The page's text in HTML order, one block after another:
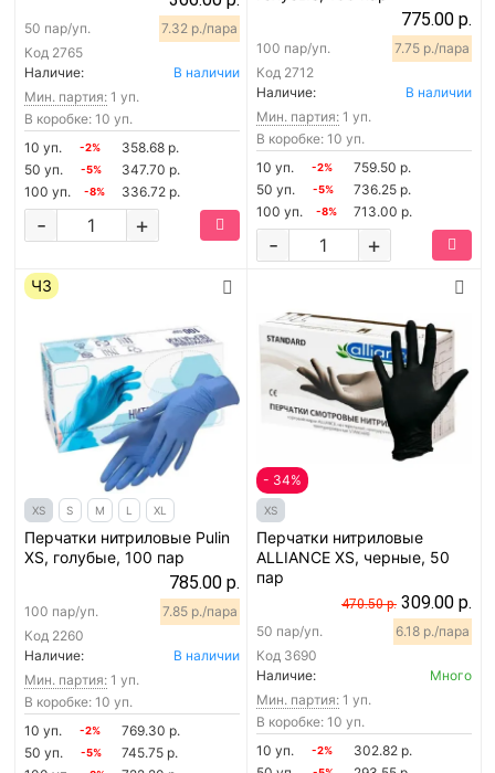
Код 2765
50 пар/уп. 7.32 р./пара
Наличие:
В наличии
Мин. партия: 1 уп.
В коробке: 10 уп.
10 уп.
-2%
358.68 р.
50 уп.
-5%
347.70 р.
100 уп.
-8% 336.72 р.
+
-
775.00 р.
Код 2712
100 пар/уп. 7.75 р./пара
Наличие:
В наличии
Мин. партия: 1 уп.
В коробке: 10 уп.
10 уп.
-2%
759.50 р.
50 уп.
-5%
736.25 р.
100 уп.
-8% 713.00 р.
+
-
ЧЗ
XS S M L XL
Перчатки нитриловые Pulin
XS, голубые, 100 пар
785.00 р.
Код 2260
100 пар/уп. 7.85 р./пара
Наличие:
В наличии
Мин. партия: 1 уп.
В коробке: 10 уп.
10 уп.
-2%
769.30 р.
50 уп.
-5%
745.75 р.
- 34%
XS
Перчатки нитриловые
ALLIANCE XS, черные, 50
пар
470.50 р. 309.00 р.
Код 3690
50 пар/уп. 6.18 р./пара
Наличие:
Много
Мин. партия: 1 уп.
В коробке: 10 уп.
10 уп.
-2%
302.82 р.